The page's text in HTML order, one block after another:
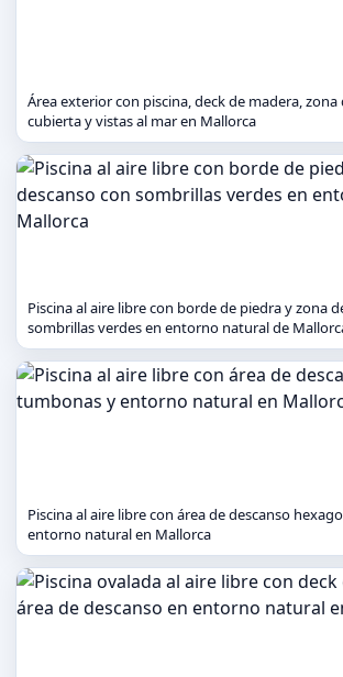
Área exterior con piscina, deck de madera,
cubierta y vistas al mar en Mallorca
Piscina al aire libre con borde de piedra y zona
sombrillas verdes en entorno natural de
Piscina al aire libre con área de descanso
entorno natural en Mallorca